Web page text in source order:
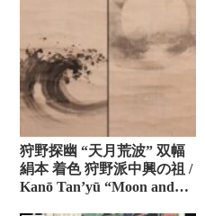
狩野探幽 “天月荒波” 双幅
絹本 着色 狩野派中興の祖 /
Kanō Tan’yū “Moon and